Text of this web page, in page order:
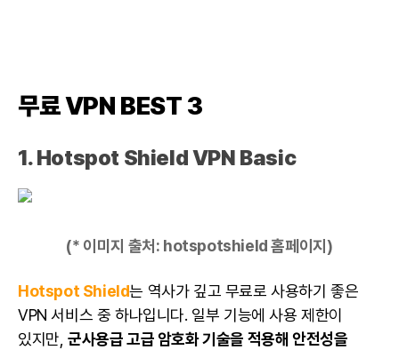
무료 VPN BEST 3
1.Hotspot Shield VPN Basic
(* 이미지 출처: hotspotshield 홈페이지 )
Hotspot Shield는 역사가 깊고 무료로 사용하기 좋은
VPN 서비스 중 하나입니다. 일부 기능에 사용 제한이
있지만, 군사용급 고급 암호화 기술을 적용해 안전성을